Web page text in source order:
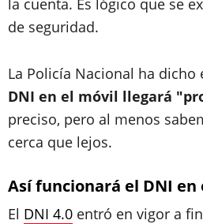
la cuenta. Es lógico que se
de seguridad.
La Policía Nacional ha dicho
DNI en el móvil llegará
preciso, pero al menos
cerca que lejos.
Así funcionará el DNI en
El DNI 4.0 entró en vigor a